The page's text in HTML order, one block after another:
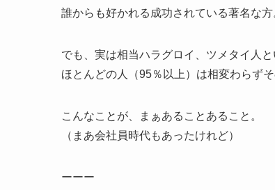
誰からも好かれる成功されている著名な方
でも、実は相当ハラグロイ、ツメタイ人
ほとんどの人（95％以上）は相変わらず
こんなことが、まぁあることあること。
（まあ会社員時代もあったけれど）
ーーー